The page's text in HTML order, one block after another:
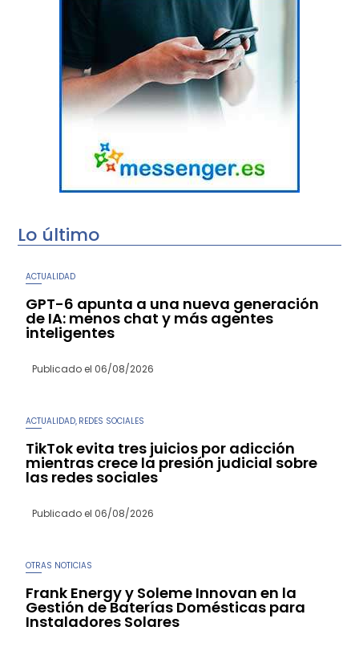
Lo último
ACTUALIDAD
GPT-6 apunta a una nueva generación
de IA: menos chat y más agentes
inteligentes
Publicado el 06/08/2026
ACTUALIDAD REDES SOCIALES
TikTok evita tres juicios por adicción
mientras crece la presión judicial sobre
las redes sociales
Publicado el 06/08/2026
OTRAS NOTICIAS
Frank Energy y Soleme Innovan en la
Gestión de Baterías Domésticas para
Instaladores Solares